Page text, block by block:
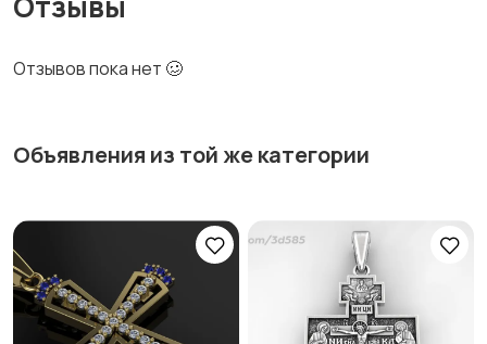
Отзывов пока нет 🥴
Объявления из той же категории